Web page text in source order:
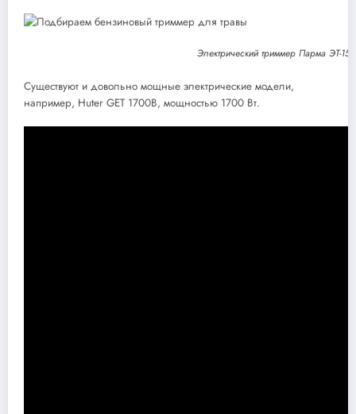
Электрический триммер Парма ЭТ-
Существуют и довольно мощные электрические модели,
например, Huter GET 1700B, мощностью 1700 Вт.